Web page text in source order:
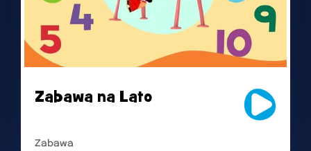
Rutyny
Zabawa na Lato
Zabawa